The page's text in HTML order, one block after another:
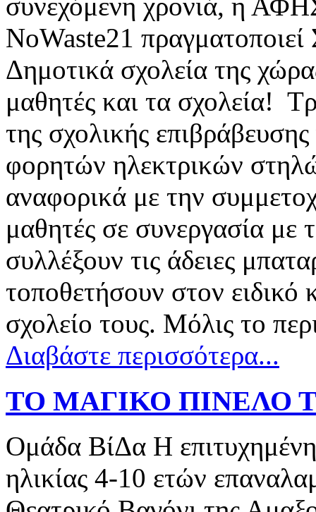
NoWaste21
Δημοτικά σχολεία της
μαθητές και τα σχολεία!
της σχολικής
φορητών ηλεκτρικών
αναφορικά με την
μαθητές σε συνεργασία με
συλλέξουν τις άδειες
τοποθετήσουν στον
σχολείο τους. Μόλις το
Διαβάστε περισσότερα...
ΤΟ ΜΑΓΙΚΟ ΠΙΝΕΛΟ
Ομάδα ΒίΔα Η
ηλικίας 4-10 ετών